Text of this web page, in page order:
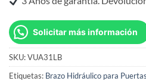
Solicitar más información
SKU:VUA31LB
Etiquetas: Brazo Hidráulico para